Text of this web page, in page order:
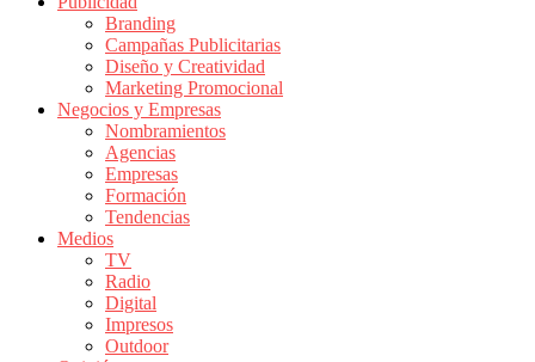
Magazine
Publicidad
Marketing
Noticias
Actualidad
Mercadeo
Colombia
Branding
Campañas Publicitarias
Diseño y Creatividad
Marketing Promocional
Negocios y Empresas
Nombramientos
Agencias
Empresas
Formación
Tendencias
Medios
TV
Radio
Digital
Impresos
Outdoor